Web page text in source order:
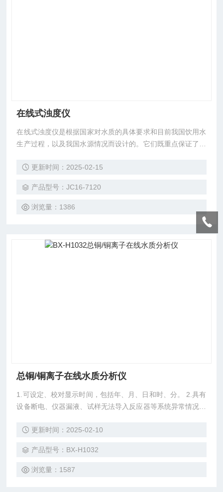
在线式浊度仪
在线式浊度仪是根据国家对水质的具体要求和目前我国饮用水
生产过程，以及我国水源情况而设计的。它们既重点保证了水
更新时间：2025-02-15
产品型号：JC16-7120
浏览量：1386
总铜/铜离子在线水质分析仪
1.可设定、校对显示时间，包括年、月、日和时、分。 2.具有
设备断电、仪器漏液、试样无法导入反应器等系统异常情况下
动。 3.每次测量结束后，自动清洗处理装置、仪器管路、阀门
能。 5.定时清洗、定时做样功能。 总铜/铜离子在线水质分析
仪
更新时间：2025-02-10
产品型号：BX-H1032
浏览量：1587